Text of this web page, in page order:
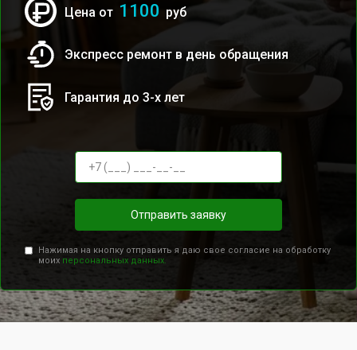
Цена от 1100 руб
Экспресс ремонт в день обращения
Гарантия до 3-х лет
Отправить заявку
Нажимая на кнопку отправить я даю свое согласие на обработку
моих персональных данных.